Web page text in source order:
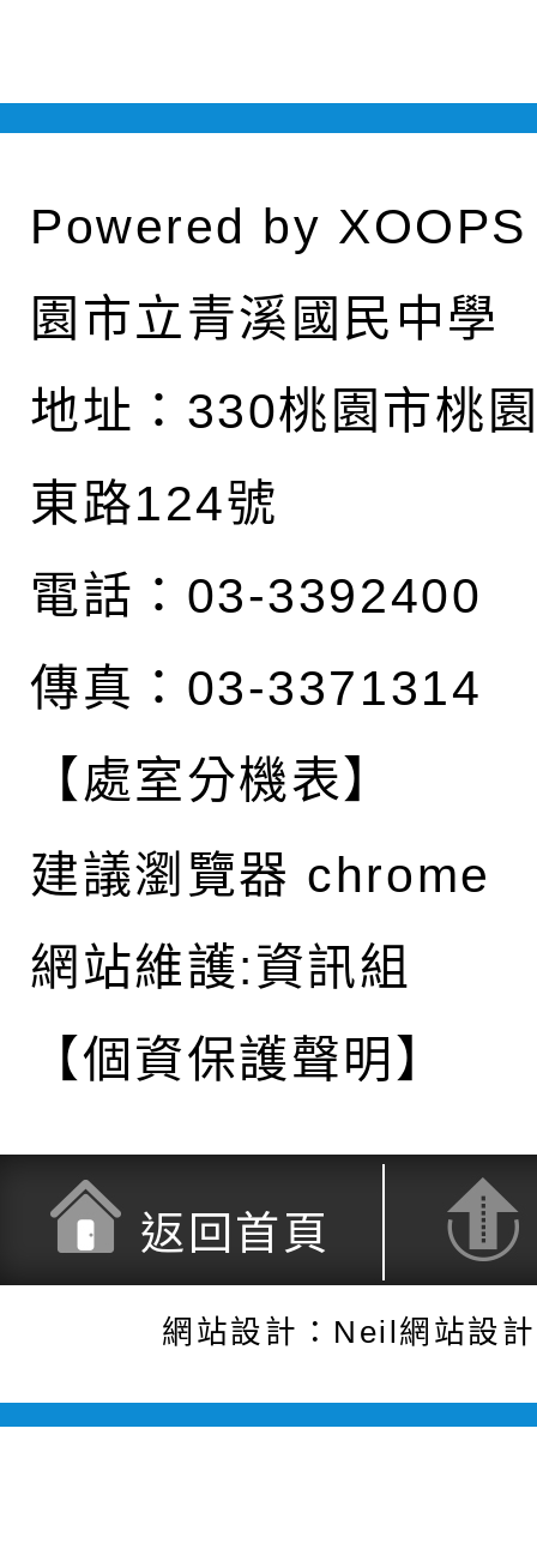
Powered by XOOPS
園市立青溪國民中學
地址： 330桃園市桃
東路124號
電話：03-3392400
傳真：03-3371314
【處室分機表】
建議瀏覽器 chrome
網站維護:資訊組
【個資保護聲明】
返回首頁
網站設計：Neil網站設